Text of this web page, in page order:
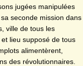
jugées manipulées
seconde mission dans
ville de tous les
lieu supposé de tous
alimentèrent,
des révolutionnaires.